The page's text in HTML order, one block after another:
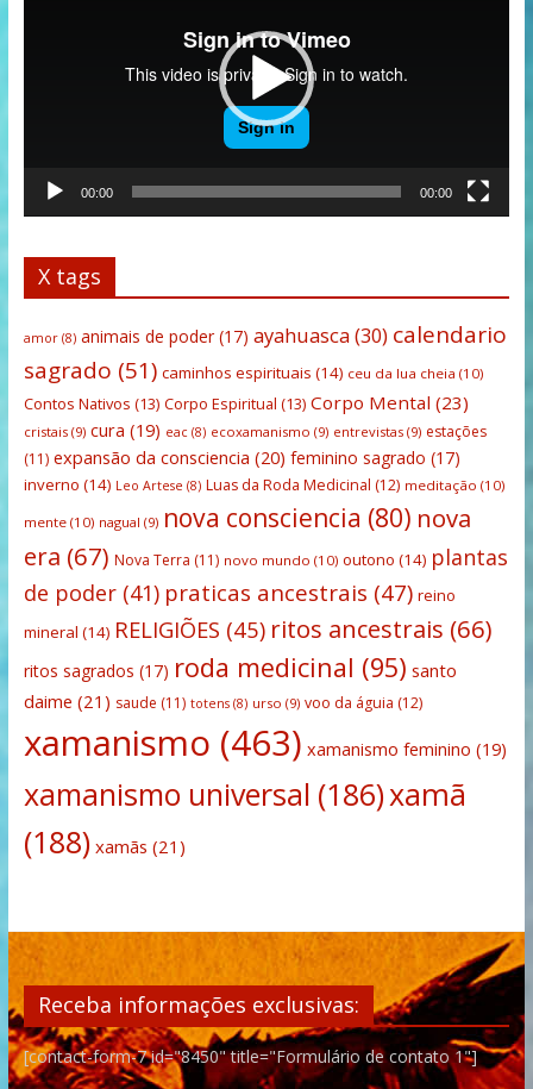
00:00 00:00
X tags
amor(8) animais de poder(17) ayahuasca(30) calendario
sagrado (51) caminhos espirituais (14) ceu da lua cheia (10)
Contos Nativos (13) Corpo Espiritual (13) Corpo Mental (23)
cristais(9) cura (19) eac(8) ecoxamanismo (9) entrevistas(9) estações
(11) expansão da consciencia (20) feminino sagrado (17)
inverno (14) Leo Artese (8) Luas da Roda Medicinal (12) meditação (10)
mente(10) nagual (9) nova consciencia (80) nova
era (67) Nova Terra (11) novo mundo (10) outono (14) plantas
de poder(41) praticas ancestrais (47) reino
mineral (14) RELIGIÕES (45) ritos ancestrais (66)
ritos sagrados (17) roda medicinal (95) santo
daime (21) saude (11) totens(8) urso (9) voo da águia (12)
xamanismo (463) xamanismo feminino (19)
xamanismo universal (186)xamã
(188) xamãs (21)
Receba informações exclusivas:
[contact-form-7 id="8450" title="Formulário de contato 1"]